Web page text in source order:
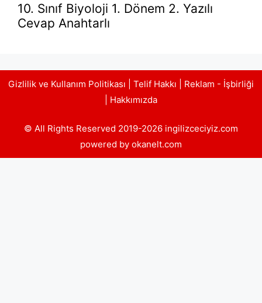
10. Sınıf Biyoloji 1. Dönem 2. Yazılı
Cevap Anahtarlı
Gizlilik ve Kullanım Politikası Telif Hakkı
Reklam - İşbirliği
Hakkımızda
© All Rights Reserved 2019-2026 ingilizceciyiz.com
powered by okanelt.com